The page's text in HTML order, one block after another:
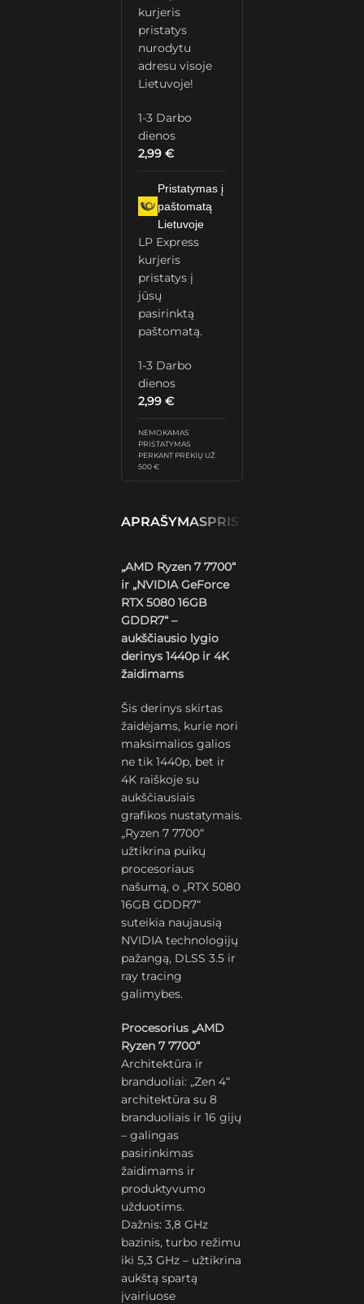
kurjeris
pristatys
nurodytu
adresu visoje
Lietuvoje!
1-3 Darbo
dienos
2,99€
Pristatymas į
paštomatą
Lietuvoje
LP Express
kurjeris
pristatys į
jūsų
pasirinktą
paštomatą.
1-3 Darbo
dienos
2,99€
NEMOKAMAS
PRISTATYMAS
PERKANT PREKIŲ UŽ
500 €
APRAŠYMASPRISTATYMAS IR
„AMD Ryzen 7 7700“
ir „NVIDIA GeForce
RTX 5080 16GB
GDDR7“ –
aukščiausio lygio
derinys 1440p ir 4K
žaidimams
Šis derinys skirtas
žaidėjams, kurie nori
maksimalios galios
ne tik 1440p, bet ir
4K raiškoje su
aukščiausiais
grafikos nustatymais.
„Ryzen 7 7700“
užtikrina puikų
procesoriaus
našumą, o „RTX 5080
16GB GDDR7“
suteikia naujausią
NVIDIA technologijų
pažangą, DLSS 3.5 ir
ray tracing
galimybes.
Procesorius „AMD
Ryzen 7 7700“
Architektūra ir
branduoliai: „Zen 4“
architektūra su 8
branduoliais ir 16 gijų
– galingas
pasirinkimas
žaidimams ir
produktyvumo
užduotims.
Dažnis: 3,8 GHz
bazinis, turbo režimu
iki 5,3 GHz – užtikrina
aukštą spartą
įvairiuose